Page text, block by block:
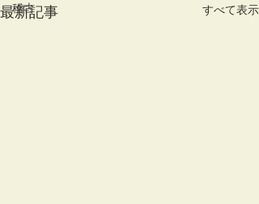
稽古
最新記事 すべて表示